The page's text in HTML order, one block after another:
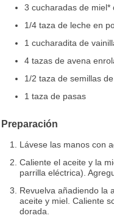
3 cucharadas de miel*
1/4 taza de leche en
1 cucharadita de
4 tazas de avena
1/2 taza de semillas
1 taza de pasas
Preparación
Lávese las manos con
Caliente el aceite y la
parrilla eléctrica).
Revuelva añadiendo la
aceite y miel. Caliente
dorada.